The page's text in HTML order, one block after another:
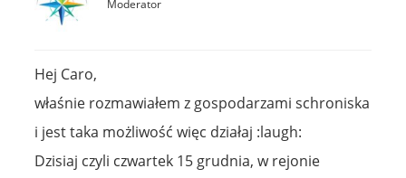
Moderator
Hej Caro,
właśnie rozmawiałem z gospodarzami schroniska
i jest taka możliwość więc działaj :laugh:
Dzisiaj czyli czwartek 15 grudnia, w rejonie